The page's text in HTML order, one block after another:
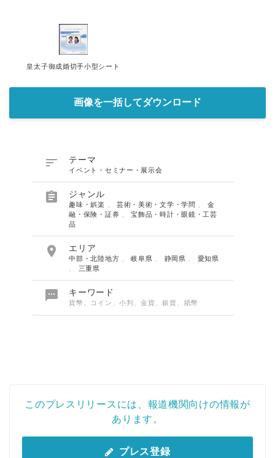
皇太子御成婚切手小型シート
画像を一括してダウンロード
 テーマ
イベント・セミナー・展示会
 ジャンル
趣味・娯楽 芸術・美術・文学・学問
金
融・保険・証券
、宝飾品・時計・眼鏡・工芸
品
 エリア
中部・北陸地方 、岐阜県 静岡県
愛知県
三重県
 キーワード
貨幣、コイン、小判、金貨、銀貨、紙幣
このプレスリリースには、報道機関向けの情報が
あります。
プレス登録